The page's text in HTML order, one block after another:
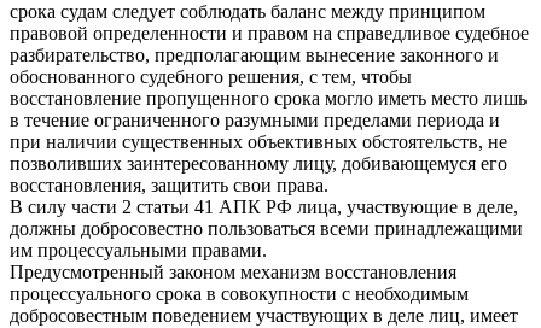
срока судам следует соблюдать баланс между принципом
правовой определенности и правом на справедливое судебное
разбирательство, предполагающим вынесение законного и
обоснованного судебного решения, с тем, чтобы
восстановление пропущенного срока могло иметь место лишь
в течение ограниченного разумными пределами периода и
при наличии существенных объективных обстоятельств, не
позволивших заинтересованному лицу, добивающемуся его
восстановления, защитить свои права.
В силу части 2 статьи 41 АПК РФ лица, участвующие в деле,
должны добросовестно пользоваться всеми принадлежащими
им процессуальными правами.
Предусмотренный законом механизм восстановления
процессуального срока в совокупности с необходимым
добросовестным поведением участвующих в деле лиц, имеет